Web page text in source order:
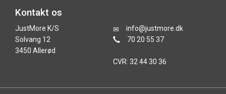
Kontakt os
JustMore K/S
Solvang 12
3450 Allerød
info@justmore.dk
70 20 55 37
CVR: 32 44 30 36